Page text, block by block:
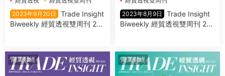
2023年9月20日
Trade Insight
Biweekly 經貿透視雙周刊 202
2023年8月9日
Trade Insight
Biweekly 經貿透視雙周刊 202
商業财經 商業财經